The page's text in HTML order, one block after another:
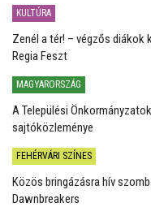
KULTÚRA
Zenél a tér! – végzős diákok
Regia Feszt
MAGYARORSZÁG
A Települési
sajtóközleménye
FEHÉRVÁRI SZÍNES
Közös bringázásra hív
Dawnbreakers